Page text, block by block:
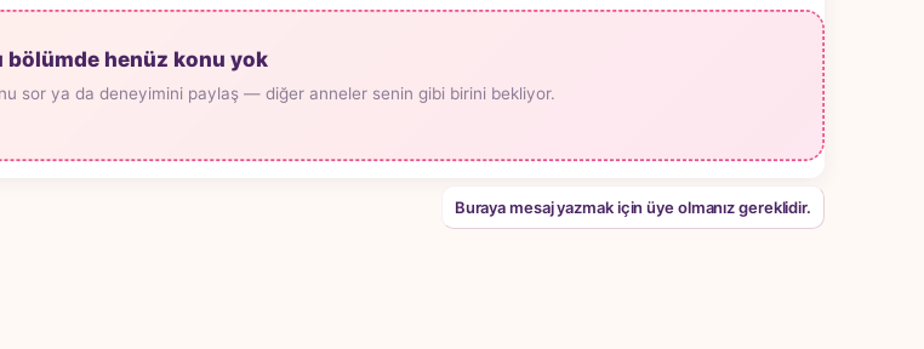
bölümde henüz konu yok
sor ya da deneyimini paylaş — diğer anneler senin gibi birini bekliyor.
Buraya mesaj yazmak için üye olmanız gereklidir.